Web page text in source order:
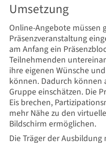
Umsetzung
Online-Angebote müssen
Präsenzveranstaltung
am Anfang ein
Teilnehmenden
ihre eigenen Wünsche
können. Dadurch können
Gruppe einschätzen. Die
Eis brechen,
mehr Nähe zu den
Bildschirm ermöglichen.
Die Träger der